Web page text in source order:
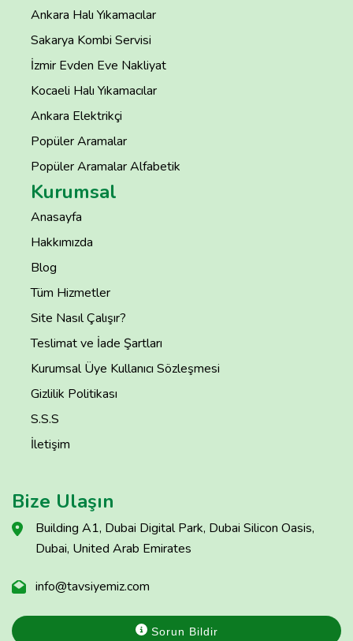
Ankara Halı Yıkamacılar
Sakarya Kombi Servisi
İzmir Evden Eve Nakliyat
Kocaeli Halı Yıkamacılar
Ankara Elektrikçi
Popüler Aramalar
Popüler Aramalar Alfabetik
Kurumsal
Anasayfa
Hakkımızda
Blog
Tüm Hizmetler
Site Nasıl Çalışır?
Teslimat ve İade Şartları
Kurumsal Üye Kullanıcı Sözleşmesi
Gizlilik Politikası
S.S.S
İletişim
Bize Ulaşın
Building A1, Dubai Digital Park, Dubai Silicon Oasis,
Dubai, United Arab Emirates
info@tavsiyemiz.com
Sorun Bildir